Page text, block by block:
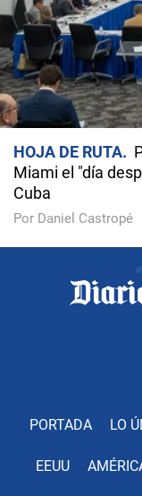
HOJA DE RUTA
Miami el "día
Cuba
Por Daniel Castropé
PORTADA LO
EEUU